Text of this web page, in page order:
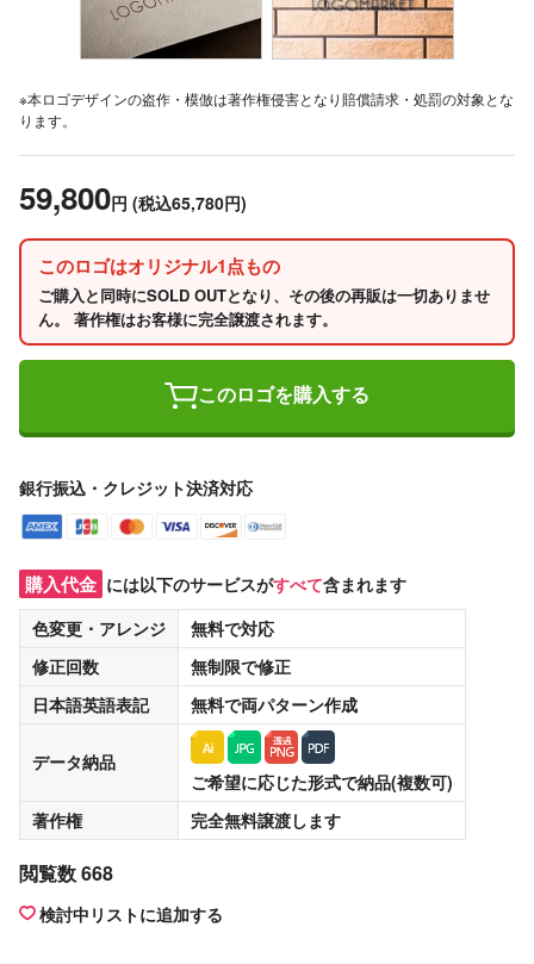
※本ロゴデザインの盗作・模倣は著作権侵害となり賠償請求・処罰の対象とな
ります。
59,800円 (税込65,780円)
このロゴはオリジナル1点もの
ご購入と同時にSOLD OUTとなり、その後の再販は一切ありませ
ん。 著作権はお客様に完全譲渡されます。
このロゴを購入する
銀行振込・クレジット決済対応
購入代金 には以下のサービスがすべて含まれます
色変更・アレンジ
無料で対応
修正回数
無制限で修正
日本語英語表記
無料で両パターン作成
データ納品
ご希望に応じた形式で納品(複数可)
著作権
完全無料譲渡します
閲覧数 668
検討中リストに追加する